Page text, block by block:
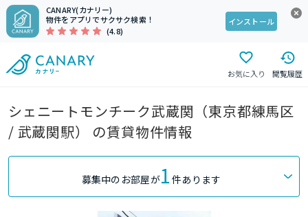
CANARY(カナリー)
物件をアプリでサクサク検索！
(4.8)
インストール
お気に入り 閲覧履歴
シェニートモンチーク武蔵関（東京都練馬区
/ 武蔵関駅） の賃貸物件情報
募集中のお部屋が1 件あります